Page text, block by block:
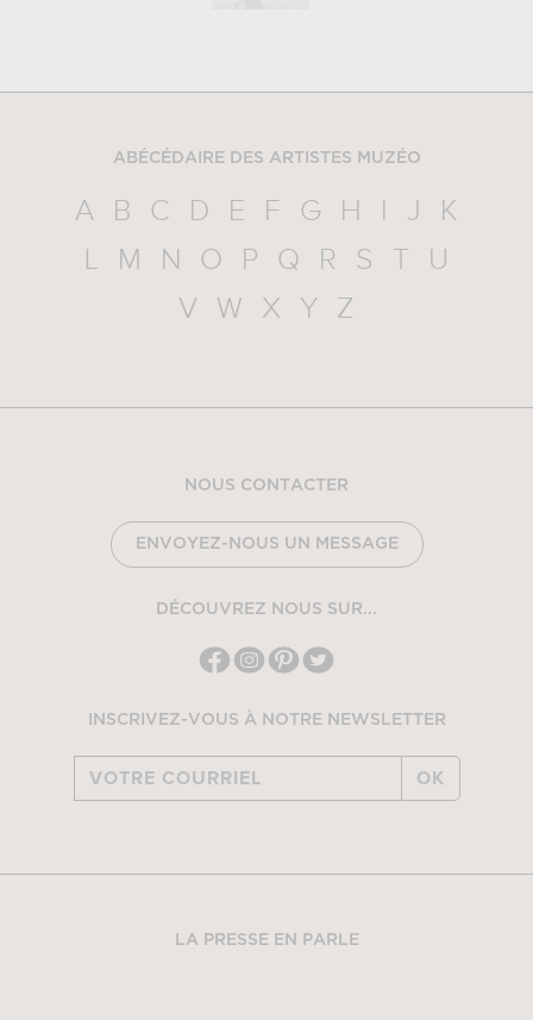
ABÉCÉDAIRE DES ARTISTES MUZÉO
A B C D E F G H I J
K
L
M N O P Q R S T
U
V
W X Y Z
NOUS CONTACTER
ENVOYEZ-NOUS UN MESSAGE
DÉCOUVREZ NOUS SUR...
INSCRIVEZ-VOUS À NOTRE NEWSLETTER
OK
LA PRESSE EN PARLE